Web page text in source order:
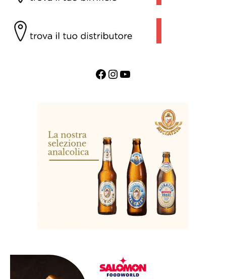
Facebook InstagramYouTube